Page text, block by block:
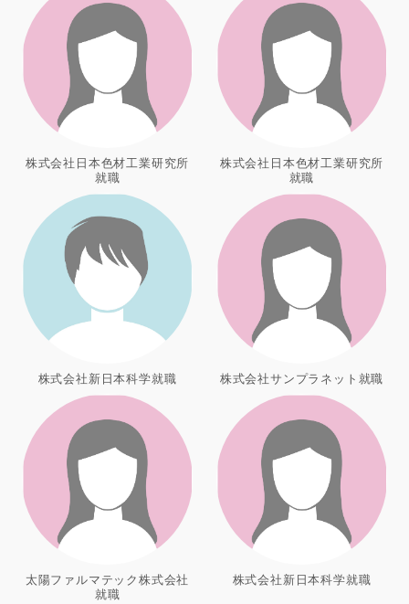
株式会社日本色材工業研究所
就職
株式会社日本色材工業研究所
就職
株式会社新日本科学就職 株式会社サンプラネット就職
太陽ファルマテック株式会社
就職
株式会社新日本科学就職